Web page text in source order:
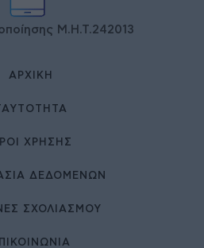
Μ.Η.Τ.242013
ΑΡΧΙΚΉ
ΤΑΥΤΌΤΗΤΑ
ΧΡΉΣΗΣ
ΔΕΔΟΜΕΝΩΝ
ΣΧΟΛΙΑΣΜΟΥ